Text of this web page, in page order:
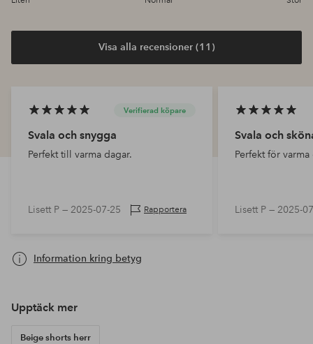
Visa alla recensioner (11)
Verifierad köpare
Svala och snygga
Perfekt till varma dagar.
Lisett P — 2025-07-25 Rapportera
Svala och
Perfekt för varma
Lisett P — 2025-
Information kring betyg
Upptäck mer
Beige shorts herr